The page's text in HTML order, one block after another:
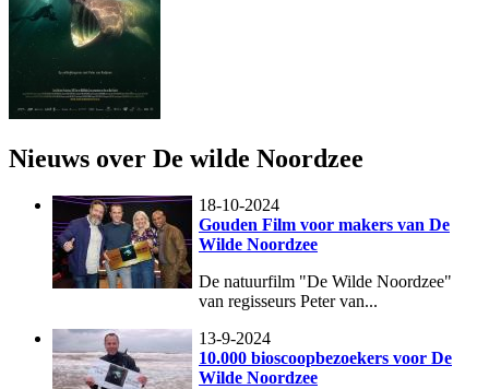
Nieuws over De wilde Noordzee
18-10-2024
Gouden Film voor makers van De
Wilde Noordzee
De natuurfilm "De Wilde Noordzee"
van regisseurs Peter van...
13-9-2024
10.000 bioscoopbezoekers voor De
Wilde Noordzee